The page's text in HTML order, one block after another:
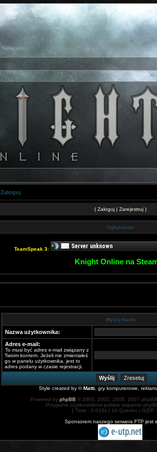
Zaloguj
( Zaloguj| Zarejestruj)
Ogłoszenie
TeamSpeak 3:
Knight Online na
Wyślij hasło
Nazwa użytkownika:
Adres e-mail:
To musi być adres e-mail związany z
Twoim kontem. Jeżeli nie zmieniałeś
go w panelu użytkownika, jest to
adres podany w czasie rejestracji.
Style created by ©Matti gry komputerowe ,
Powered by phpBB © 2000, 2002, 2005, 2007
Przyjazne użytkownikom polskie wsparcie
[ Time : 0.019s | 16 Queries | GZIP
Sponsorem naszego serwera FTP jest